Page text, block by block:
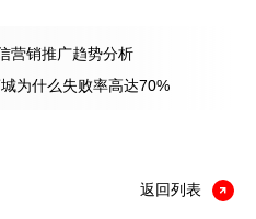
返回列表
营销推广趋势分析
为什么失败率高达70%